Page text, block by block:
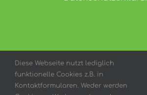
Copyright 2021 | All Rights
Kopernikus Gymnasium
Diese Webseite nutzt lediglich
funktionelle Cookies z.B. in
Kontaktformularen. Weder werden